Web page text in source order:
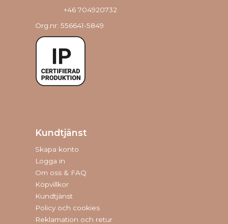
+46 704920732
Org.nr: 556641-5849
Kundtjänst
Skapa konto
Logga in
Om oss & FAQ
Köpvillkor
Kundtjänst
Policy och cookies
Reklamation och retur